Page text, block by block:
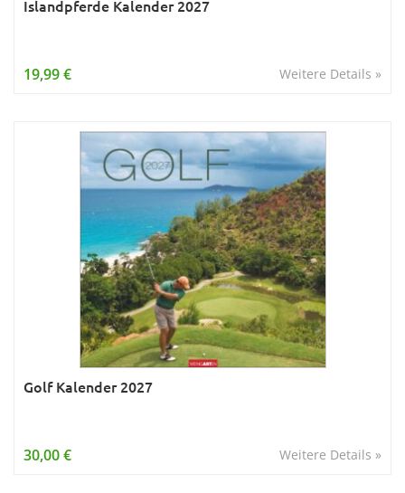
Islandpferde Kalender 2027
Weitere Details »
19,99 €
Golf Kalender 2027
Weitere Details »
30,00 €